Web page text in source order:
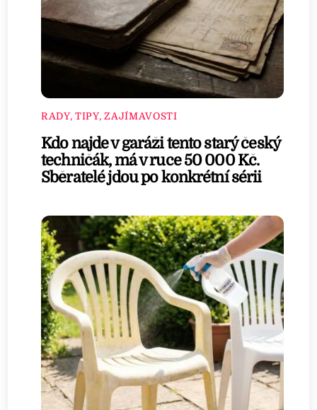
RADY, TIPY, ZAJÍMAVOSTI
Kdo najde v garáži tento starý český
techničák, má v ruce 50 000 Kč.
Sběratelé jdou po konkrétní sérii